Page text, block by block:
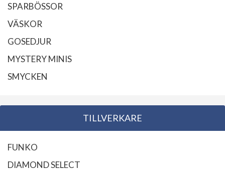
SPARBÖSSOR
VÄSKOR
GOSEDJUR
MYSTERY MINIS
SMYCKEN
TILLVERKARE
FUNKO
DIAMOND SELECT